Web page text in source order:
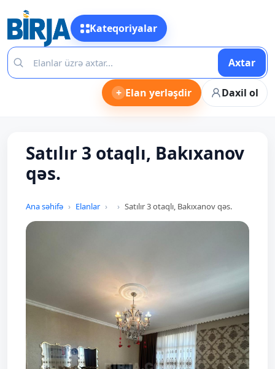
Kateqoriyalar
Axtar
+ Elan yerləşdir Daxil ol
Satılır 3 otaqlı, Bakıxanov
qəs.
Ana səhifə Elanlar Satılır 3 otaqlı, Bakıxanov qəs.